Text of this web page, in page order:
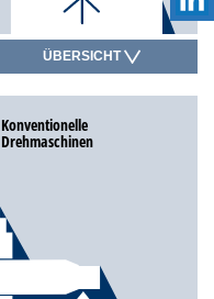
ÜBERSICHT
Konventionelle
Drehmaschinen